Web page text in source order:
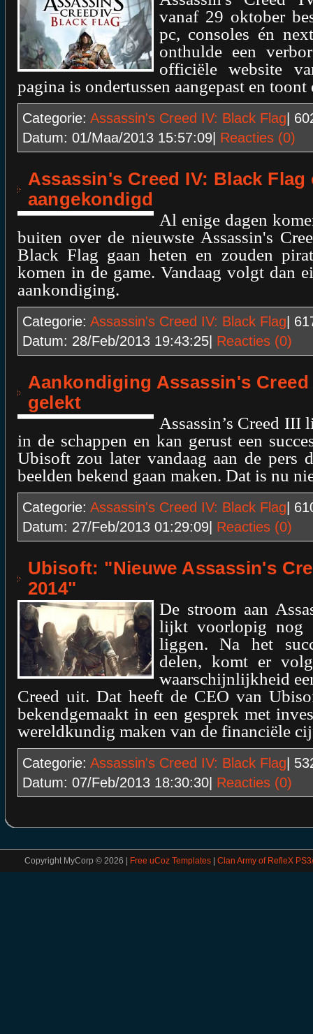
vanaf 29 oktober
pc, consoles én
onthulde een
officiële website
pagina is ondertussen aangepast en
Categorie: Assassin's Creed IV: Black Flag |
Datum: 01/Maa/2013 15:57:09| Reacties (0)
Assassin's Creed IV: Black
aangekondigd
Al enige dagen
buiten over de nieuwste Assassin's
Black Flag gaan heten en zouden
komen in de game. Vandaag volgt dan
aankondiging.
Categorie: Assassin's Creed IV: Black Flag |
Datum: 28/Feb/2013 19:43:25| Reacties (0)
Aankondiging Assassin's
gelekt
Assassin’s Creed III
in de schappen en kan gerust een
Ubisoft zou later vandaag aan de pers
beelden bekend gaan maken. Dat is nu
Categorie: Assassin's Creed IV: Black Flag |
Datum: 27/Feb/2013 01:29:09| Reacties (0)
Ubisoft: "Nieuwe Assassin's
2014"
De stroom aan
lijkt voorlopig nog
liggen. Na het
delen, komt er
waarschijnlijkheid
Creed uit. Dat heeft de CEO van
bekendgemaakt in een gesprek met
wereldkundig maken van de financiële
Categorie: Assassin's Creed IV: Black Flag |
Datum: 07/Feb/2013 18:30:30| Reacties (0)
Copyright MyCorp © 2026 Free uCoz Templates Clan Army of RefleX